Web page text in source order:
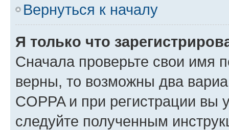
Вернуться к началу
Я только что
Сначала проверьте свои имя
верны, то возможны два
COPPA и при регистрации вы
следуйте полученным